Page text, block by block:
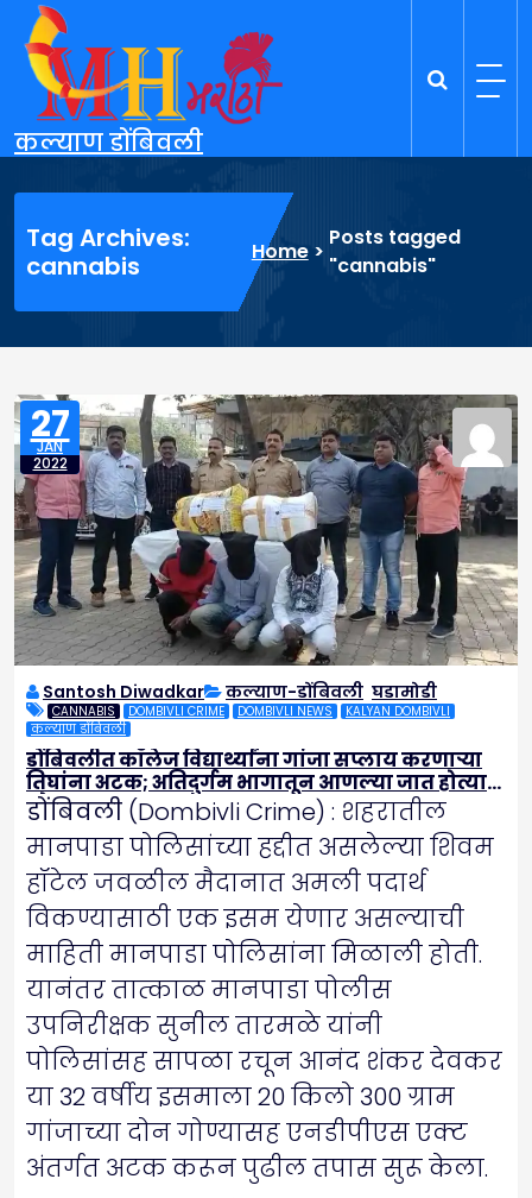
content
कल्याण डोंबिवली
Tag Archives:
cannabis
Home>
Posts tagged
"cannabis"
27
JAN
2022
Santosh Diwadkar कल्याण-डोंबिवली घडामोडी
CANNABIS DOMBIVLI CRIME DOMBIVLI NEWS
KALYAN DOMBIVLI
कल्याण डोंबिवली
डोंबिवलीत कॉलेज विद्यार्थ्यांना गांजा सप्लाय करणाऱ्या
तिघांना अटक; अतिदुर्गम भागातून आणल्या जात होत्या
गोण्या
डोंबिवली (Dombivli Crime) : शहरातील
मानपाडा पोलिसांच्या हद्दीत असलेल्या शिवम
हॉटेल जवळील मैदानात अमली पदार्थ
विकण्यासाठी एक इसम येणार असल्याची
माहिती मानपाडा पोलिसांना मिळाली होती.
यानंतर तात्काळ मानपाडा पोलीस
उपनिरीक्षक सुनील तारमळे यांनी
पोलिसांसह सापळा रचून आनंद शंकर देवकर
या 32 वर्षीय इसमाला 20 किलो 300 ग्राम
गांजाच्या दोन गोण्यासह एनडीपीएस एक्ट
अंतर्गत अटक करून पुढील तपास सुरू केला.